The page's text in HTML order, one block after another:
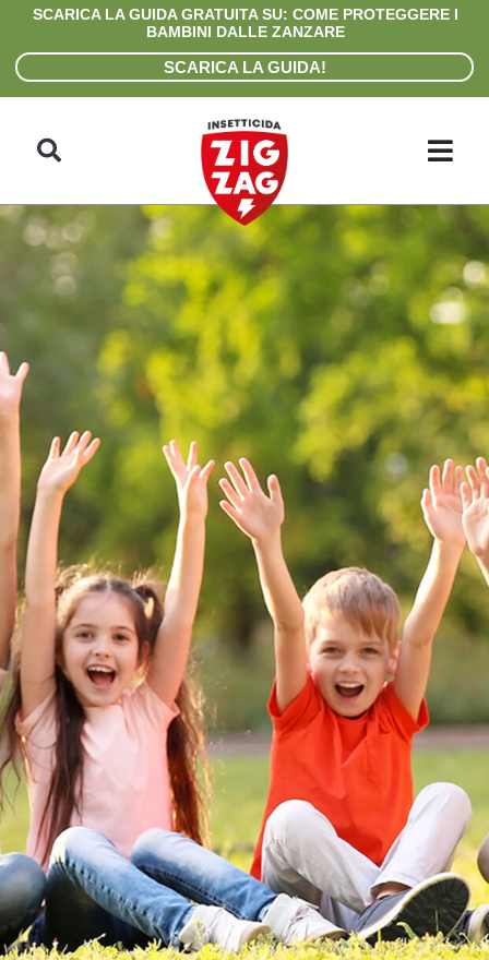
SCARICA LA GUIDA GRATUITA SU: COME PROTEGGERE I
BAMBINI DALLE ZANZARE
SCARICA LA GUIDA!
Search